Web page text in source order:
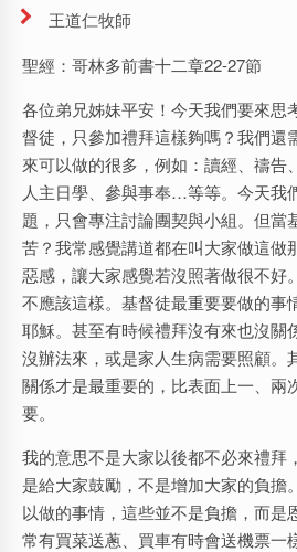
王道仁牧師
聖經：哥林多前書十二章22-27節
各位弟兄姊妹平安！今天我們要來思
督徒，只參加禮拜這樣夠嗎？我們還
來可以做的很多，例如：讀經、禱告
人主日學、參與事奉…等等。今天我
題，只會專注討論團契與小組。但當
苦？我常感覺講道都在叫大家做這做
惡感，讓大家感覺若沒照著做很不好
不應該這樣。基督徒最重要要做的事
耶穌。甚至有時候禮拜沒有來也沒關
沒辦法來，或是家人生病需要照顧。
關係才是最重要的，比表面上一、兩
要。
我的意思不是大家以後都不必來禮拜
是給大家鼓勵，不是增加大家的負擔
以做的事情，這些並不是負擔，而是
常有買菜送蔥、買車有時會送機票一